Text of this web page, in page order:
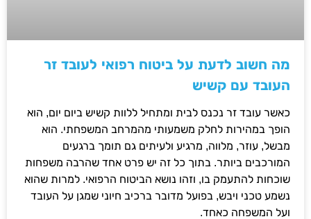
מה חשוב לדעת על ביטוח רפואי לעובד זר
העובד עם קשיש
כאשר עובד זר נכנס לבית ומתחיל ללוות קשיש ביום יום, הוא
הופך במהירות לחלק משמעותי מהמרחב המשפחתי. הוא
מבשל, עוזר, מלווה, מרגיע ולעיתים גם תומך ברגעים
המורכבים ביותר. בתוך כל זה יש פרט אחד שהרבה משפחות
שוכחות להתעמק בו, וזהו נושא הביטוח הרפואי. למרות שהוא
נשמע טכני ויבש, בפועל מדובר ברכיב חיוני שמגן על העובד
ועל המשפחה כאחד.